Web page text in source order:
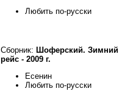
Любить по-русски
Сборник: Шоферский. Зимний
рейс - 2009 г.
Есенин
Любить по-русски